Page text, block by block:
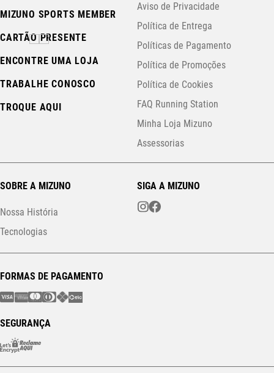
MIZUNO SPORTS MEMBER
CARTÃO PRESENTE
ENCONTRE UMA LOJA
TRABALHE CONOSCO
TROQUE AQUI
Aviso de Privacidade
Política de Entrega
Políticas de Pagamento
Política de Promoções
Política de Cookies
FAQ Running Station
Minha Loja Mizuno
Assessorias
SOBRE A MIZUNO
Nossa História
Tecnologias
SIGA A MIZUNO
FORMAS DE PAGAMENTO
SEGURANÇA